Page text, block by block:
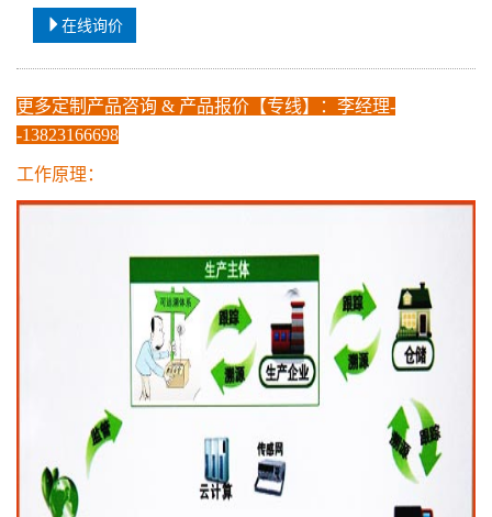
在线询价
更多定制产品咨询 & 产品报价【专线】： 李经理-
-13823166698
工作原理：